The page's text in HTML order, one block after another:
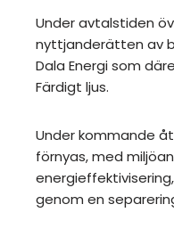
Under avtalstiden
nyttjanderätten av
Dala Energi som
Färdigt ljus.
Under kommande
förnyas, med
genom en